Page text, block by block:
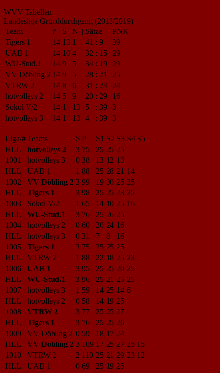
WVV Tabellen
Landesliga Grunddurchgang (2018/2019)
Team
# S N | Sätze | PNK
Tigers 1
14 13 1 41 : 9
39
UAB 1
14 10 4 32 : 15
29
WU-Stud.1
14 9 5 34 : 19
29
VV Döbling 2 14 9 5 28 : 21
25
VTRW 2
14 8 6 31 : 24
24
hotvolleys 2
14 5 9 20 : 29
16
Sokol V/2
14 1 13 5 : 39
3
hotvolleys 3
14 1 13 4 : 39 3
Liga/# Teams S P S1 S2 S3 S4 S5
HLL
hotvolleys 2 3 75 25 25 25
1001
hotvolleys 3 0 38 13 12 13
HLL
UAB 1 1 88 25 28 21 14
1002
VV Döbling 2 3 99 19 30 25 25
HLL
Tigers 1 3 98 25 25 23 25
1003
Sokol V/2 1 65 14 10 25 16
HLL
WU-Stud.1 3 76 25 26 25
1004
hotvolleys 2 0 60 20 24 16
HLL
hotvolleys 3 0 31 7 8
16
1005
Tigers 1 3 75 25 25 25
HLL
VTRW 2 1 88 22 18 25 23
1006
UAB 1 3 95 25 25 20 25
HLL
WU-Stud.1 3 96 25 21 25 25
1007
hotvolleys 3 1 59 14 25 14 6
HLL
hotvolleys 2 0 58 14 19 25
1008
VTRW 2 3 77 25 25 27
HLL
Tigers 1 3 76 25 25 26
1009
VV Döbling 2 0 59 18 17 24
HLL
VV Döbling 2 3 109 17 25 27 25 15
1010
VTRW 2 2 110 25 21 29 23 12
HLL
UAB 1 0 69 25 19 25